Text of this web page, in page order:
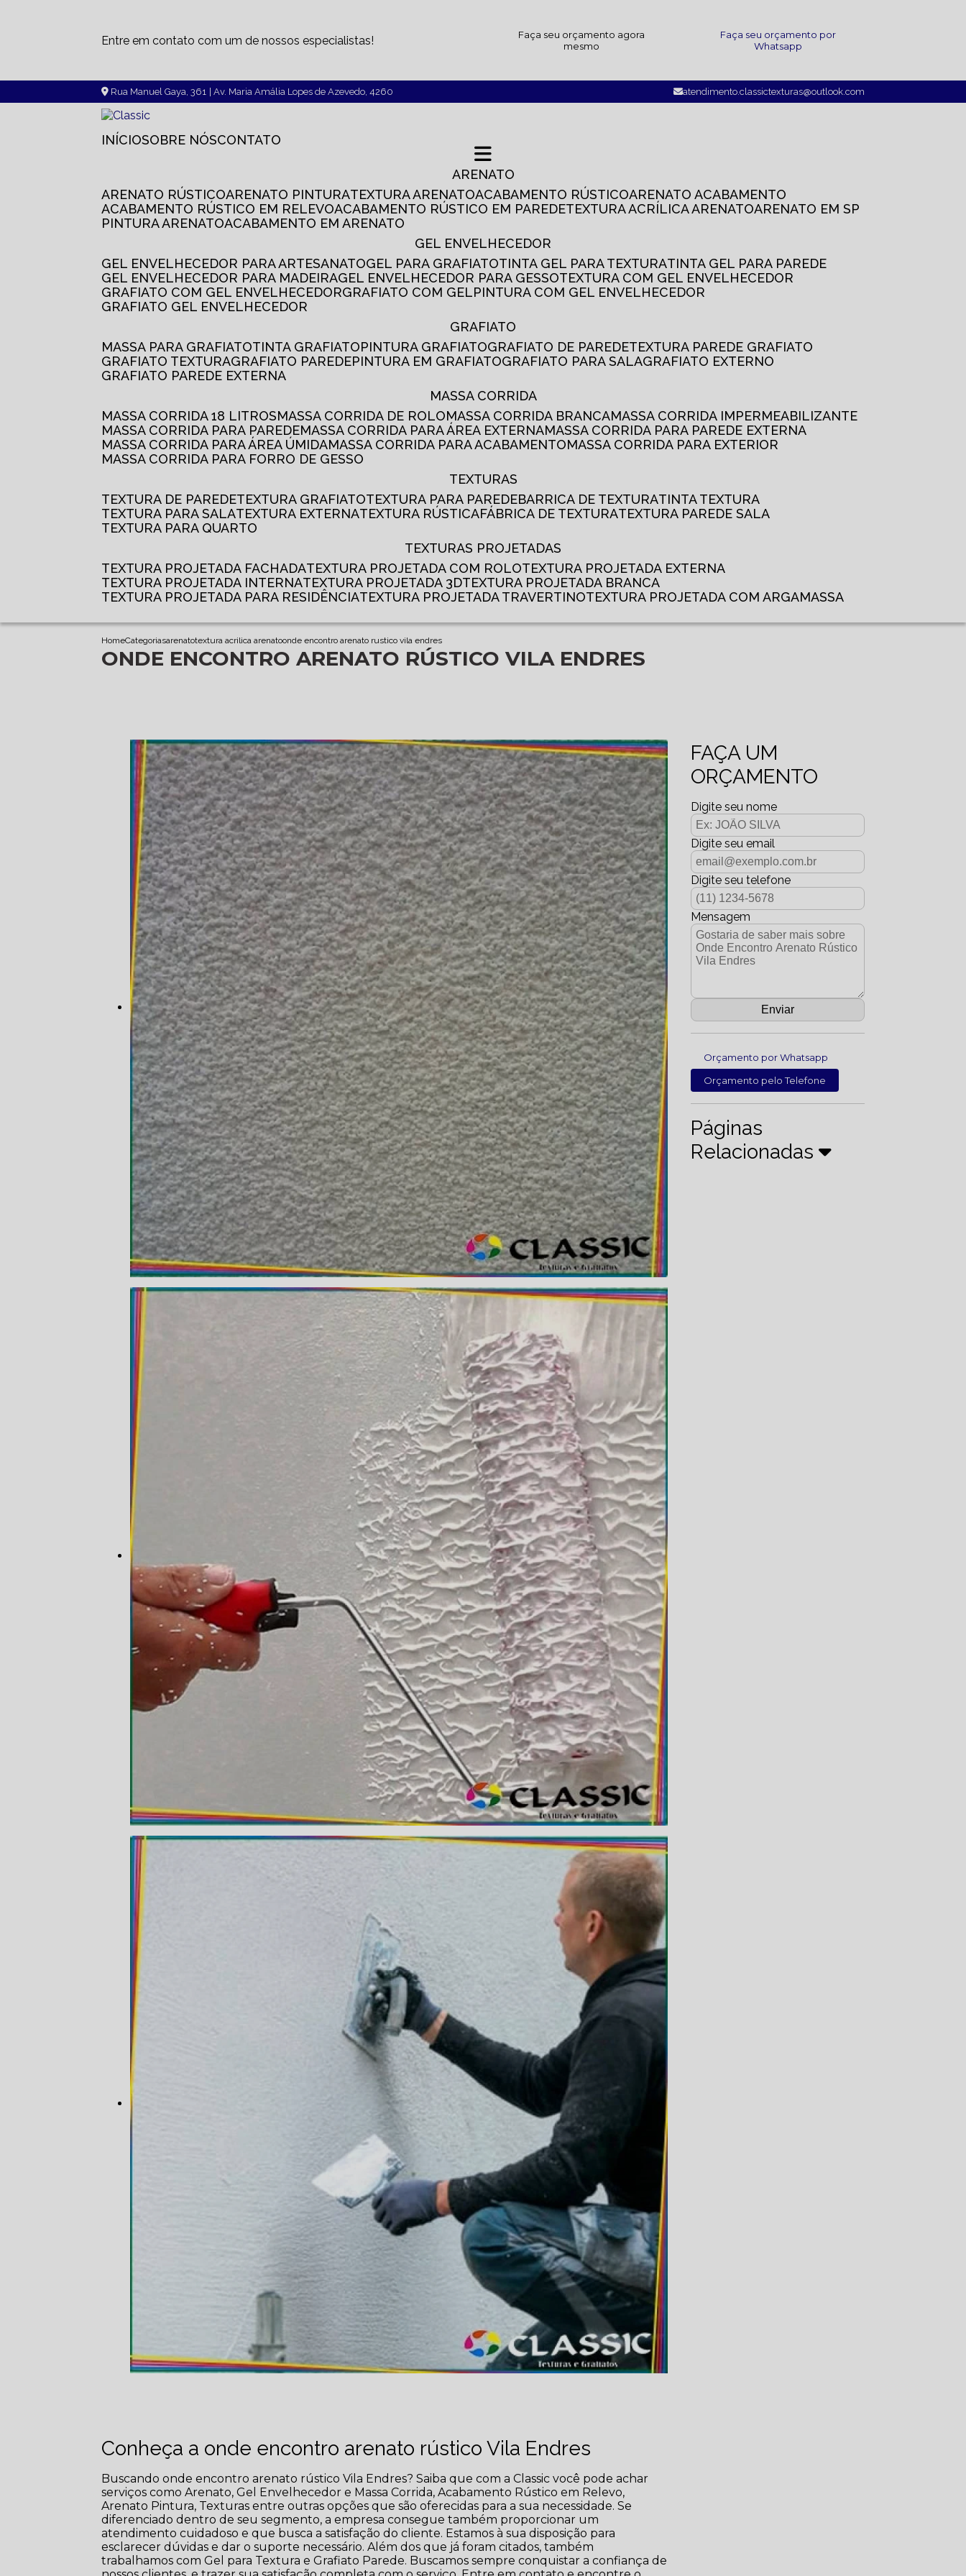
Entre em contato com um de nossos especialistas!
Faça seu orçamento agora
mesmo
Faça seu orçamento por
Whatsapp
Rua Manuel Gaya, 361 | Av. Maria Amália Lopes de Azevedo, 4260 atendimento.classictexturas@outlook.com
INÍCIO SOBRE NÓS CONTATO
ARENATO
ARENATO RÚSTICO
ARENATO PINTURA TEXTURA ARENATO ACABAMENTO RÚSTICO
ARENATO ACABAMENTO
ACABAMENTO RÚSTICO EM RELEVO
ACABAMENTO RÚSTICO EM PAREDE TEXTURA ACRÍLICA ARENATO
ARENATO EM SP
PINTURA ARENATO
ACABAMENTO EM ARENATO
GEL ENVELHECEDOR
GEL ENVELHECEDOR PARA ARTESANATO
GEL PARA GRAFIATO TINTA GEL PARA TEXTURA
TINTA GEL PARA PAREDE
GEL ENVELHECEDOR PARA MADEIRA
GEL ENVELHECEDOR PARA GESSO
TEXTURA COM GEL ENVELHECEDOR
GRAFIATO COM GEL ENVELHECEDOR
GRAFIATO COM GEL
PINTURA COM GEL ENVELHECEDOR
GRAFIATO GEL ENVELHECEDOR
GRAFIATO
MASSA PARA GRAFIATO
TINTA GRAFIATO PINTURA GRAFIATO GRAFIATO DE PAREDE
TEXTURA PAREDE GRAFIATO
GRAFIATO TEXTURA
GRAFIATO PAREDE PINTURA EM GRAFIATO GRAFIATO PARA SALA
GRAFIATO EXTERNO
GRAFIATO PAREDE EXTERNA
MASSA CORRIDA
MASSA CORRIDA 18 LITROS
MASSA CORRIDA DE ROLO MASSA CORRIDA BRANCA
MASSA CORRIDA IMPERMEABILIZANTE
MASSA CORRIDA PARA PAREDE
MASSA CORRIDA PARA ÁREA EXTERNA
MASSA CORRIDA PARA PAREDE EXTERNA
MASSA CORRIDA PARA ÁREA ÚMIDA
MASSA CORRIDA PARA ACABAMENTO
MASSA CORRIDA PARA EXTERIOR
MASSA CORRIDA PARA FORRO DE GESSO
TEXTURAS
TEXTURA DE PAREDE
TEXTURA GRAFIATO TEXTURA PARA PAREDE BARRICA DE TEXTURA
TINTA TEXTURA
TEXTURA PARA SALA
TEXTURA EXTERNA TEXTURA RÚSTICA FÁBRICA DE TEXTURA
TEXTURA PAREDE SALA
TEXTURA PARA QUARTO
TEXTURAS PROJETADAS
TEXTURA PROJETADA FACHADA
TEXTURA PROJETADA COM ROLO
TEXTURA PROJETADA EXTERNA
TEXTURA PROJETADA INTERNA
TEXTURA PROJETADA 3D
TEXTURA PROJETADA BRANCA
TEXTURA PROJETADA PARA RESIDÊNCIA
TEXTURA PROJETADA TRAVERTINO TEXTURA PROJETADA COM ARGAMASSA
HomeCategoriasarenatotextura acrilica arenatoonde encontro arenato rustico vila endres
ONDE ENCONTRO ARENATO RÚSTICO VILA ENDRES
Conheça a onde encontro arenato rústico Vila Endres
Buscando onde encontro arenato rústico Vila Endres? Saiba que com a Classic você pode achar
serviços como Arenato, Gel Envelhecedor e Massa Corrida, Acabamento Rústico em Relevo,
Arenato Pintura, Texturas entre outras opções que são oferecidas para a sua necessidade. Se
diferenciado dentro de seu segmento, a empresa consegue também proporcionar um
atendimento cuidadoso e que busca a satisfação do cliente. Estamos à sua disposição para
esclarecer dúvidas e dar o suporte necessário. Além dos que já foram citados, também
trabalhamos com Gel para Textura e Grafiato Parede. Buscamos sempre conquistar a confiança de
FAÇA UM
ORÇAMENTO
Digite seu nome
Digite seu email
Digite seu telefone
Mensagem
Orçamento por Whatsapp
Orçamento pelo Telefone
Páginas
Relacionadas